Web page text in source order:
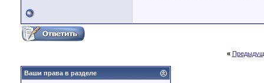
«
Ваши права в разделе